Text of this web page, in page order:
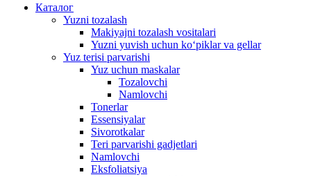
Каталог
Yuzni tozalash
Makiyajni tozalash vositalari
Yuzni yuvish uchun ko‘piklar va gellar
Yuz terisi parvarishi
Yuz uchun maskalar
Tozalovchi
Namlovchi
Tonerlar
Essensiyalar
Sivorotkalar
Teri parvarishi gadjetlari
Namlovchi
Eksfoliatsiya